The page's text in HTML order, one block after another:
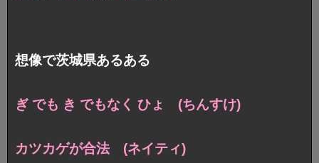
想像で茨城県あるある
ぎ でも き でもなく ひょ (ちんすけ)
カツカゲが合法 (ネイティ)